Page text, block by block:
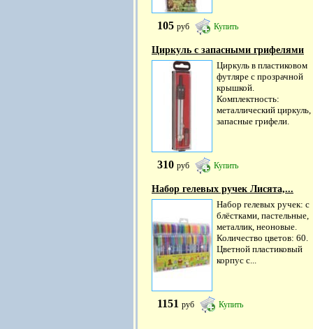
105 руб Купить
Циркуль с запасными грифелями
Циркуль в пластиковом
футляре с прозрачной
крышкой.
Комплектность:
металлический циркуль,
запасные грифели.
310 руб Купить
Набор гелевых ручек Лисята,...
Набор гелевых ручек: с
блёстками, пастельные,
металлик, неоновые.
Количество цветов: 60.
Цветной пластиковый
корпус с...
1151 руб Купить